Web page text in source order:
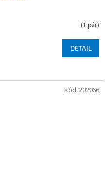
(1 pár)
DETAIL
Kód: 202066